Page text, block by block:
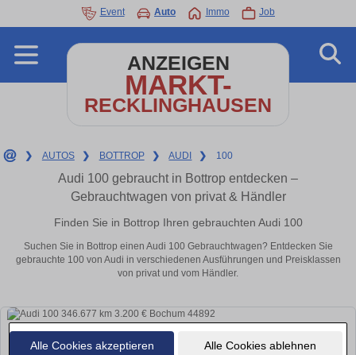
Alle Cookies akzeptieren Alle Cookies ablehnen
Event Auto Immo Job
ANZEIGEN
MARKT-
RECKLINGHAUSEN
❯ AUTOS ❯ BOTTROP ❯ AUDI ❯ 100
Audi 100 gebraucht in Bottrop entdecken –
Gebrauchtwagen von privat & Händler
Finden Sie in Bottrop Ihren gebrauchten Audi 100
Suchen Sie in Bottrop einen Audi 100 Gebrauchtwagen? Entdecken Sie
gebrauchte 100 von Audi in verschiedenen Ausführungen und Preisklassen
von privat und vom Händler.